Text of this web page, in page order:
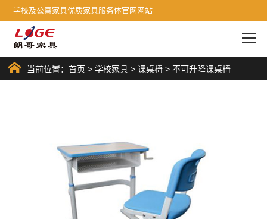
学校及公寓家具优质家具服务体官网网站
当前位置：首页 >学校家具 >课桌椅 >不可升降课桌椅